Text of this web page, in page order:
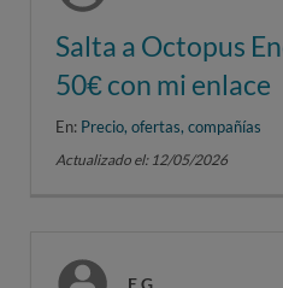
Salta a Octopus
50€ con mi enlace
En: Precio, ofertas, compañías
Actualizado el: 12/05/2026
E G